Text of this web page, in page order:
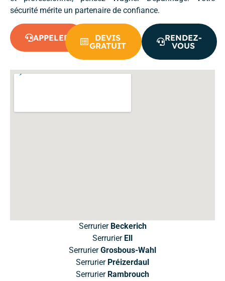
sécurité mérite un partenaire de confiance.
APPELER
DEVIS
GRATUIT
RENDEZ-
VOUS
Serrurier Beckerich
Serrurier Ell
SerrurierGrosbous-Wahl
Serrurier Préizerdaul
Serrurier Rambrouch